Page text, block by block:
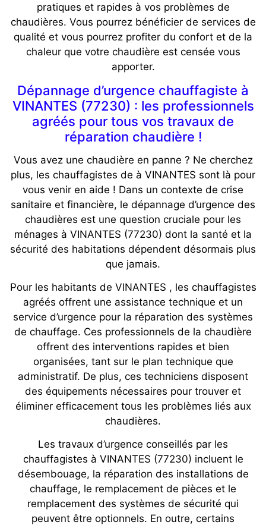
pratiques et rapides à vos problèmes de
chaudières. Vous pourrez bénéficier de services de
qualité et vous pourrez profiter du confort et de la
chaleur que votre chaudière est censée vous
apporter.
Dépannage d’urgence chauffagiste à
VINANTES (77230) : les professionnels
agréés pour tous vos travaux de
réparation chaudière !
Vous avez une chaudière en panne ? Ne cherchez
plus, les chauffagistes de à VINANTES sont là pour
vous venir en aide ! Dans un contexte de crise
sanitaire et financière, le dépannage d’urgence des
chaudières est une question cruciale pour les
ménages à VINANTES (77230) dont la santé et la
sécurité des habitations dépendent désormais plus
que jamais.
Pour les habitants de VINANTES , les chauffagistes
agréés offrent une assistance technique et un
service d’urgence pour la réparation des systèmes
de chauffage. Ces professionnels de la chaudière
offrent des interventions rapides et bien
organisées, tant sur le plan technique que
administratif. De plus, ces techniciens disposent
des équipements nécessaires pour trouver et
éliminer efficacement tous les problèmes liés aux
chaudières.
Les travaux d’urgence conseillés par les
chauffagistes à VINANTES (77230) incluent le
désembouage, la réparation des installations de
chauffage, le remplacement de pièces et le
remplacement des systèmes de sécurité qui
peuvent être optionnels. En outre, certains